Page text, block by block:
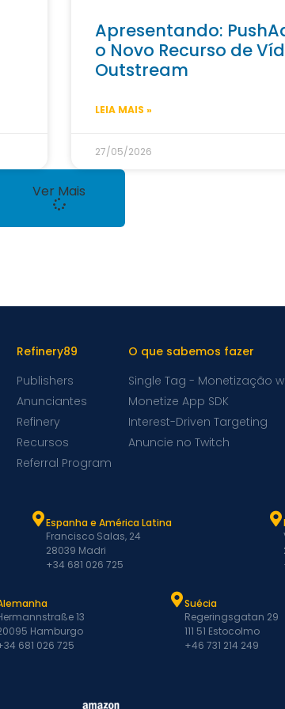
Apresentando:
o Novo Recurso de
Outstream
LEIA MAIS »
27/05/2026
Ver Mais
Refinery89
Publishers
Anunciantes
Refinery
Recursos
Referral Program
O que sabemos fazer
Single Tag - Monetização
Monetize App SDK
Interest-Driven Targeting
Anuncie no Twitch
Espanha e América Latina
Francisco Salas, 24
28039 Madri
+34 681 026 725
13
Hamburgo
681 026 725
Suécia
Regeringsgatan 29
111 51 Estocolmo
+46 731 214 249